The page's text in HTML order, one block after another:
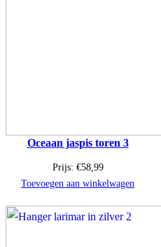
Oceaan jaspis toren 3
Prijs: €58,99
Toevoegen aan winkelwagen